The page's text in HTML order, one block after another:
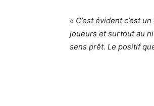
« C’est évident c’est
joueurs et surtout au
sens prêt. Le positif